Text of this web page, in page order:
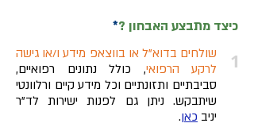
כיצד מתבצע האבחון ?*
שולחים בדוא"ל או בווצאפ מידע ו/או גישה
לרקע הרפואי, כולל נתונים רפואיים,
סביבתיים ותזונתיים וכל מידע קיים ורלוונטי
שיתבקש. ניתן גם לפנות ישירות לד"ר
יניב כאן.
1